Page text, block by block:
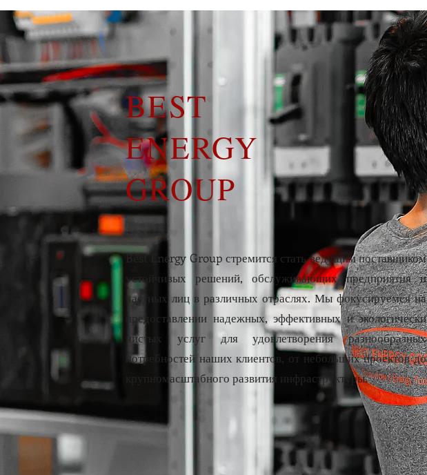
BEST
ENERGY
GROUP
Best Energy Group стремится стать ведущим поставщиком
устойчивых решений, обслуживающих предприятия и
частных лиц в различных отраслях. Мы фокусируемся на
предоставлении надежных, эффективных и экологически
чистых услуг для удовлетворения разнообразных
потребностей наших клиентов, от небольших проектов до
крупномасштабного развития инфраструктуры.